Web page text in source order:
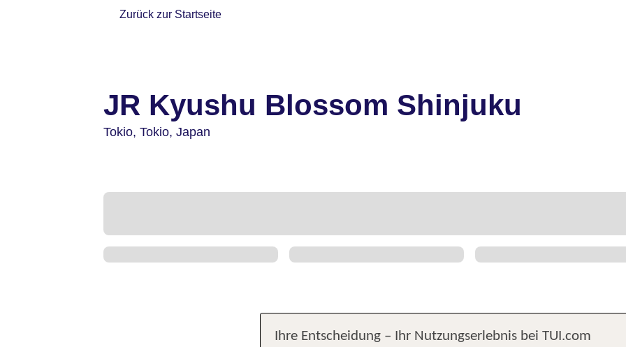
Zurück zur Startseite
JR Kyushu Blossom Shinjuku
Tokio, Tokio, Japan
Ihre Entscheidung – Ihr Nutzungserlebnis bei TUI.com